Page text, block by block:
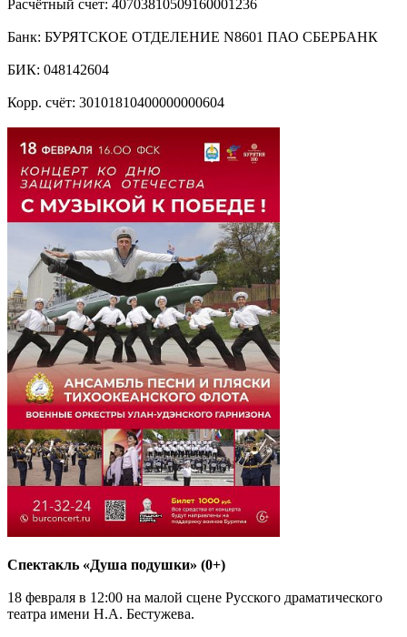
Расчётный счет: 40703810509160001236
Банк: БУРЯТСКОЕ ОТДЕЛЕНИЕ N8601 ПАО СБЕРБАНК
БИК: 048142604
Корр. счёт: 30101810400000000604
Спектакль «Душа подушки» (0+)
18 февраля в 12:00 на малой сцене Русского драматического
театра имени Н.А. Бестужева.